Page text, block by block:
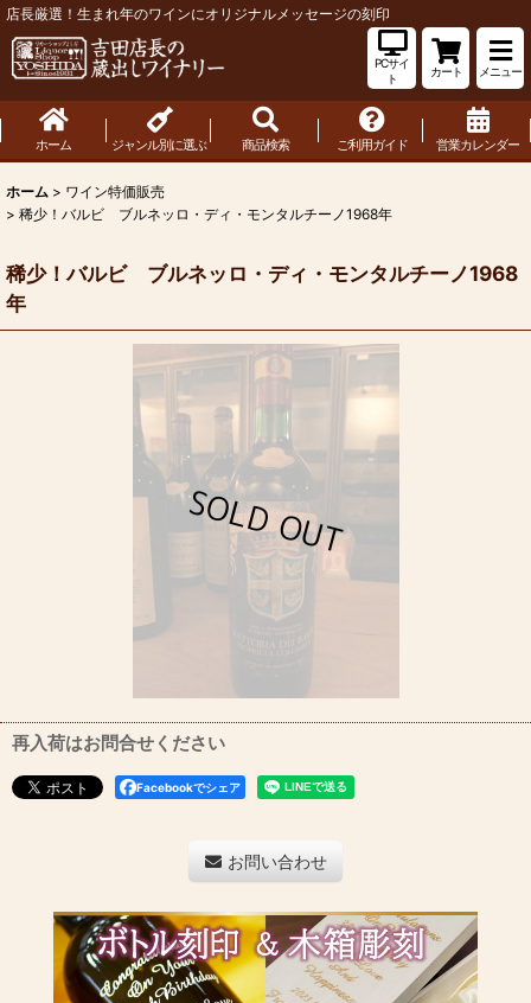
店長厳選！生まれ年のワインにオリジナルメッセージの刻印
PCサイ
ト
カート メニュー
ホーム ジャンル別に選ぶ 商品検索 ご利用ガイド 営業カレンダー
ホーム > ワイン特価販売
> 稀少！バルビ ブルネッロ・ディ・モンタルチーノ1968年
稀少！バルビ ブルネッロ・ディ・モンタルチーノ1968
年
再入荷はお問合せください
Facebookでシェア
お問い合わせ